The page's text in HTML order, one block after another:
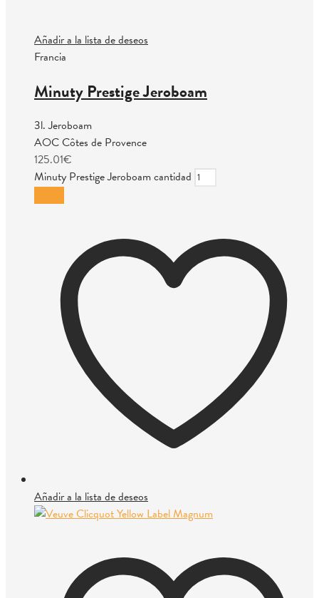
Añadir a la lista de deseos
Francia
Minuty Prestige Jeroboam
3l. Jeroboam
AOC Côtes de Provence
125.01€
Minuty Prestige Jeroboam cantidad
Añadir a la lista de deseos